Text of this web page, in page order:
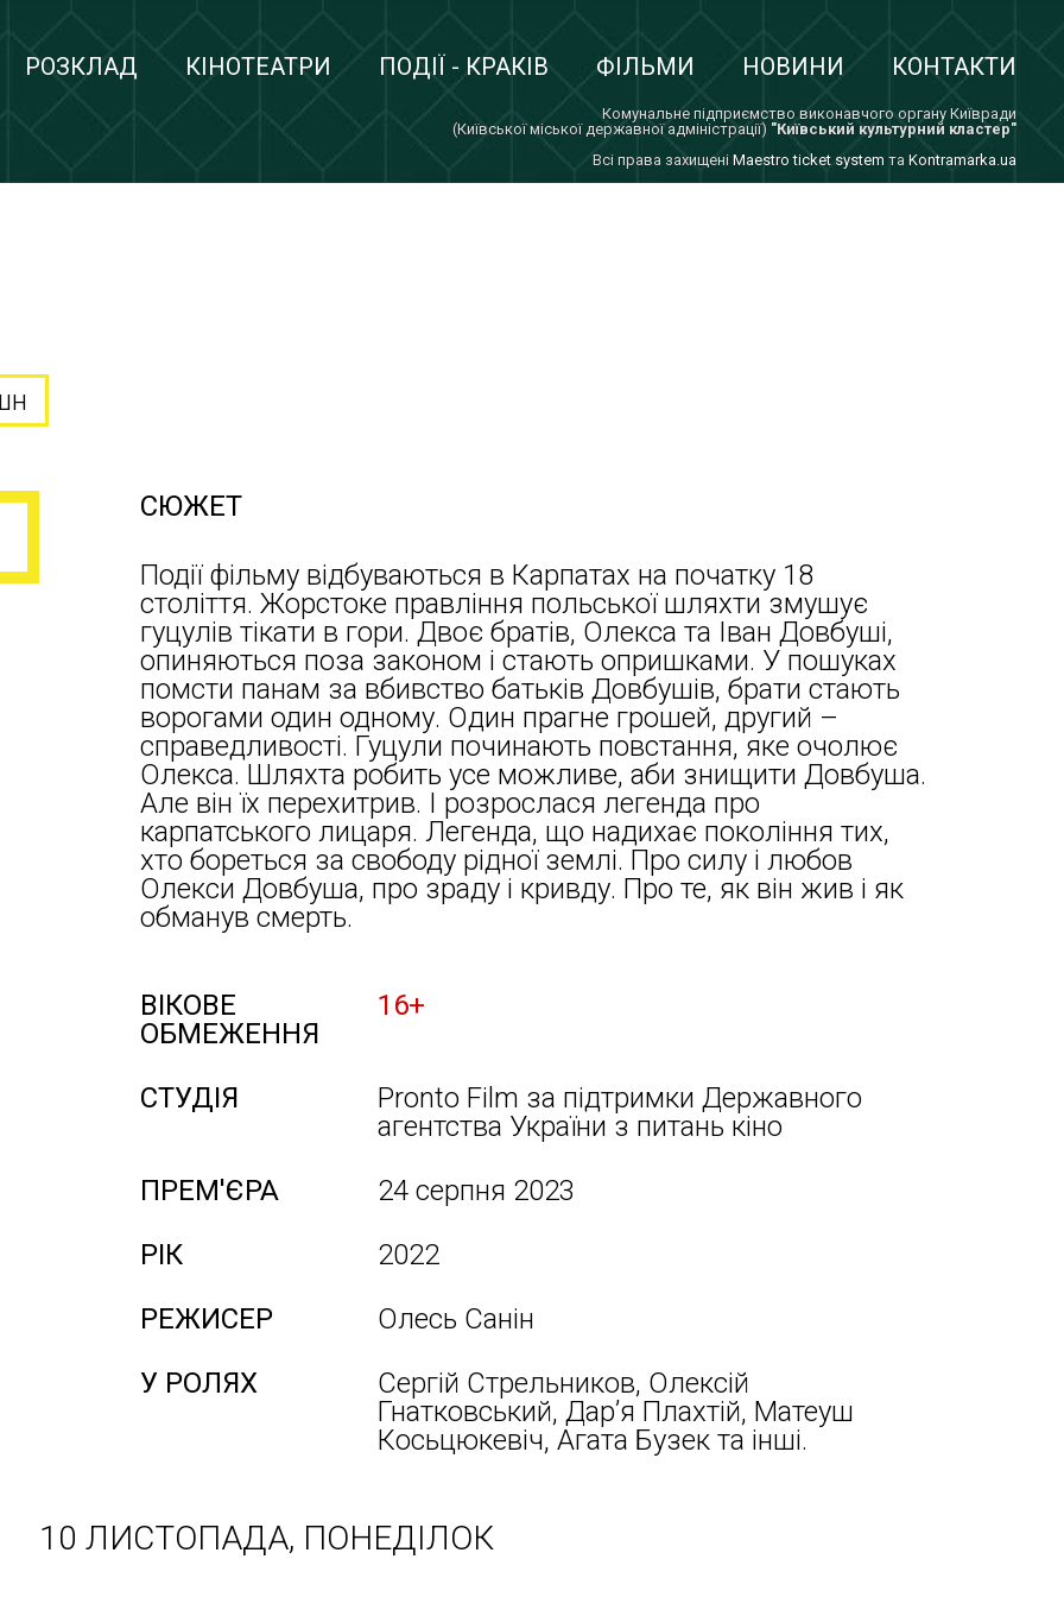
РОЗКЛАД КІНОТЕАТРИ ПОДІЇ - КРАКІВ ФІЛЬМИ НОВИНИ КОНТАКТИ
Комунальне підприємство виконавчого органу Київради
(Київської міської державної адміністрації) "Київський культурний кластер"
Всi права захищенi Maestro ticket system та Kontramarka.ua
СЮЖЕТ
Події фільму відбуваються в Карпатах на початку 18
століття. Жорстоке правління польської шляхти змушує
гуцулів тікати в гори. Двоє братів, Олекса та Іван Довбуші,
опиняються поза законом і стають опришками. У пошуках
помсти панам за вбивство батьків Довбушів, брати стають
ворогами один одному. Один прагне грошей, другий –
справедливості. Гуцули починають повстання, яке очолює
Олекса. Шляхта робить усе можливе, аби знищити Довбуша.
Але він їх перехитрив. І розрослася легенда про
карпатського лицаря. Легенда, що надихає покоління тих,
хто бореться за свободу рідної землі. Про силу і любов
Олекси Довбуша, про зраду і кривду. Про те, як він жив і як
обманув смерть.
ВІКОВЕ
ОБМЕЖЕННЯ
16+
СТУДІЯ
Pronto Film за підтримки Державного
агентства України з питань кіно
ПРЕМ'ЄРА
24 серпня 2023
РІК
2022
РЕЖИСЕР
Олесь Санін
У РОЛЯХ
Сергій Стрельников, Олексій
Гнатковський, Дар’я Плахтій, Матеуш
Косьцюкевіч, Агата Бузек та інші.
10 ЛИСТОПАДА, ПОНЕДІЛОК